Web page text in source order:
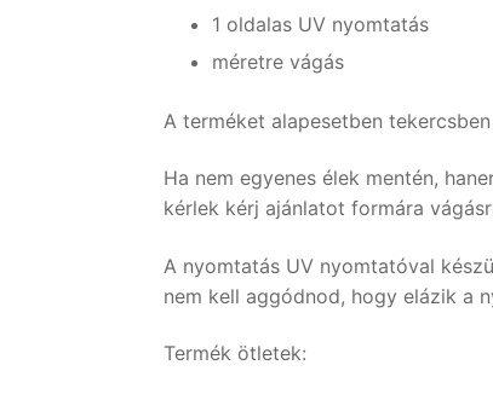
1 oldalas UV nyomtatás
méretre vágás
A terméket alapesetben
Ha nem egyenes élek mentén,
kérlek kérj ajánlatot formára
A nyomtatás UV nyomtatóval
nem kell aggódnod, hogy elázik a
Termék ötletek: